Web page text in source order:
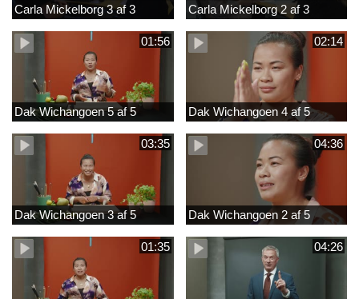
Carla Mickelborg 3 af 3 Carla Mickelborg 2 af 3
01:56
Dak Wichangoen 5 af 5
02:14
Dak Wichangoen 4 af 5
03:35
Dak Wichangoen 3 af 5
04:36
Dak Wichangoen 2 af 5
01:35 04:26